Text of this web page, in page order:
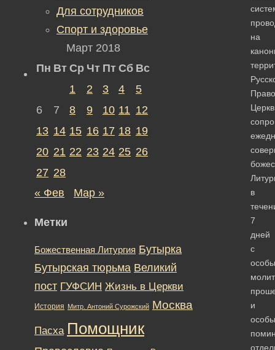
на
в
7
дней
с
и
Для сотрудников
Спорт и здоровье
Март 2018
Пн Вт Ср Чт Пт Сб Вс
1
2 3 4
5
6
7 8 9 10 11 12
13 14 15 16 17 18 19
20 21 22 23 24 25 26
27 28
« Фев
Мар »
Метки
Божественная Литургия Бутырка
Бутырская тюрьма Великий
пост ГУФСИН Жизнь в Церкви
История Митр. Антоний Сурожский Москва
Пасха Помощник